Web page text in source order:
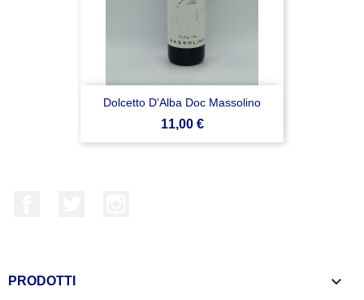
Dolcetto D'Alba Doc Massolino
Prezzo
11,00 €
PRODOTTI 